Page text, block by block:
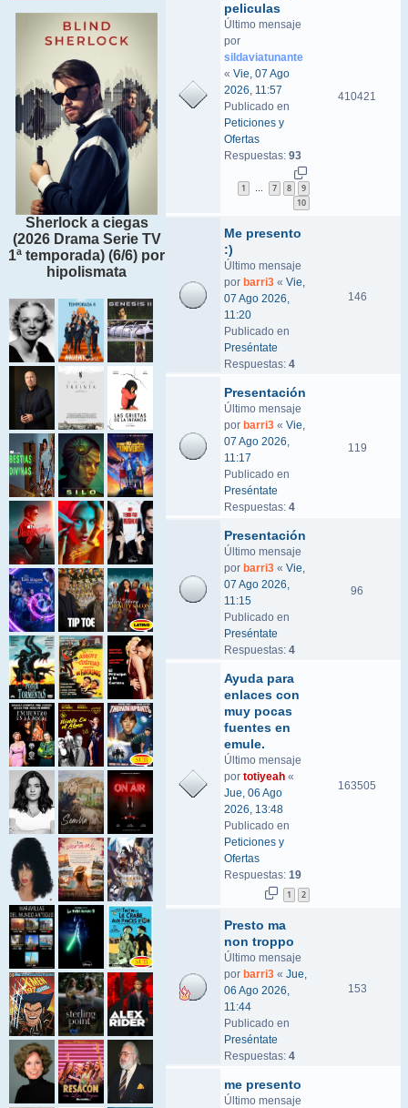
Sherlock a ciegas
(2026 Drama Serie TV
1ª temporada) (6/6) por
hipolismata
peliculas
Último mensaje
por
sildaviatunante
« Vie, 07 Ago
2026, 11:57
Publicado en
Peticiones y
Ofertas
Respuestas: 93
1 7 8
9
10
410421
Me presento
:)
Último mensaje
por barri3 « Vie,
07 Ago 2026,
11:20
Publicado en
Preséntate
Respuestas: 4
146
Presentación
Último mensaje
por barri3 « Vie,
07 Ago 2026,
11:17
Publicado en
Preséntate
Respuestas: 4
119
Presentación
Último mensaje
por barri3 « Vie,
07 Ago 2026,
11:15
Publicado en
Preséntate
Respuestas: 4
96
Ayuda para
enlaces con
muy pocas
fuentes en
emule.
Último mensaje
por totiyeah «
Jue, 06 Ago
2026, 13:48
Publicado en
Peticiones y
Ofertas
Respuestas: 19
1 2
163505
Presto ma
non troppo
Último mensaje
por barri3 « Jue,
06 Ago 2026,
11:44
Publicado en
Preséntate
Respuestas: 4
153
me presento
Último mensaje